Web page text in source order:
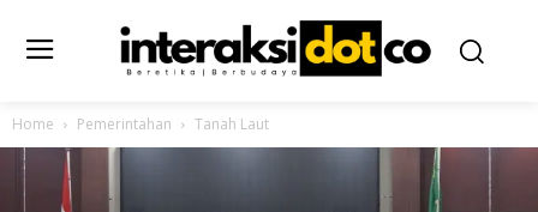
Home Pemerintahan Tanah Laut